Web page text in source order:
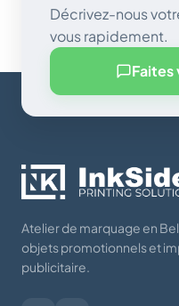
Décrivez-nous
vous rapidement.
Faites
Atelier de marquage en
objets promotionnels et
publicitaire.